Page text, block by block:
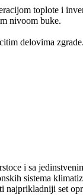
toplote i
nivoom buke.
delovima zgrade.
i sa
sistema
najprikladniji set